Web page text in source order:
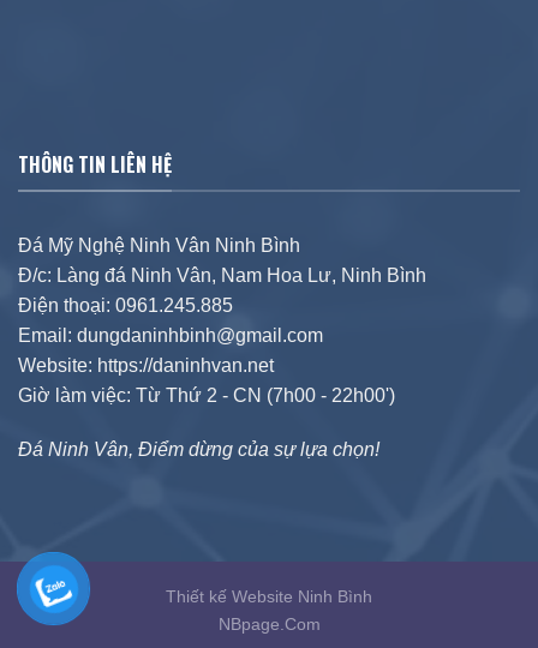
THÔNG TIN LIÊN HỆ
Đá Mỹ Nghệ Ninh Vân Ninh Bình
Đ/c: Làng đá Ninh Vân, Nam Hoa Lư, Ninh Bình
Điện thoại: 0961.245.885
Email: dungdaninhbinh@gmail.com
Website: https://daninhvan.net
Giờ làm việc: Từ Thứ 2 - CN (7h00 - 22h00')
Đá Ninh Vân, Điểm dừng của sự lựa chọn!
Thiết kế Website Ninh Bình
NBpage.Com